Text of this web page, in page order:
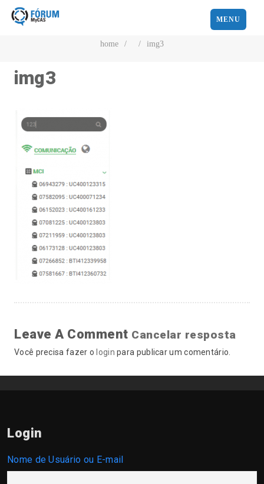
MENU
home / / img3
img3
Leave A Comment Cancelar resposta
Você precisa fazer o login para publicar um comentário.
Login
Nome de Usuário ou E-mail